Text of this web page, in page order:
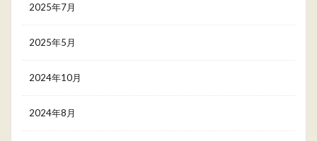
2025年7月
2025年5月
2024年10月
2024年8月